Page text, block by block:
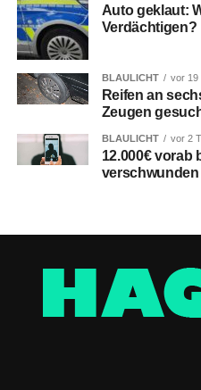
Auto geklaut:
Verdächtigen?
BLAULICHT vor 19
Reifen an
Zeugen
BLAULICHT vor 2
12.000€ vorab
verschwunden